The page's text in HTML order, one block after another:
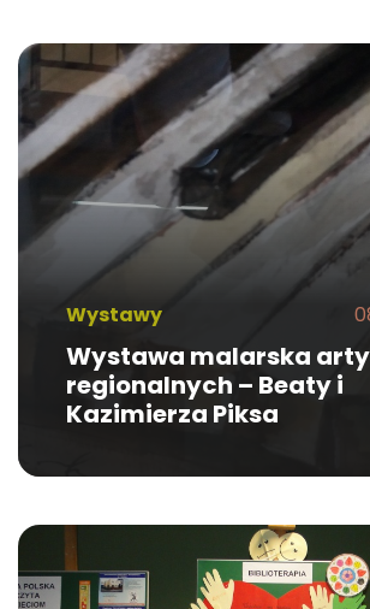
Wystawy
Wystawa malarska
regionalnych – Beaty i
Kazimierza Piksa